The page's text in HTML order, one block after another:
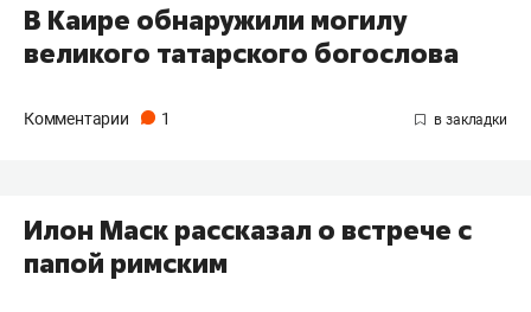
В Каире обнаружили могилу
великого татарского богослова
Комментарии 1
Илон Маск рассказал о встрече с
папой римским